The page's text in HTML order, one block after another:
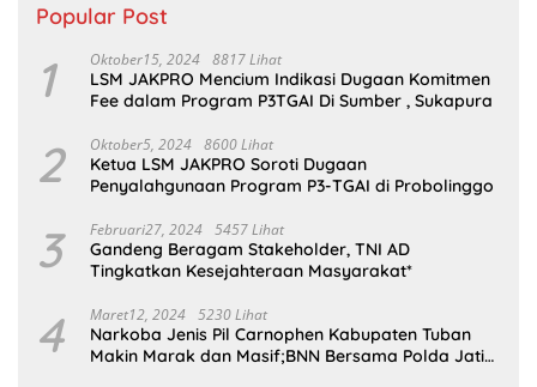
Popular Post
1 Oktober15, 2024 8817 Lihat
LSM JAKPRO Mencium Indikasi Dugaan Komitmen
Fee dalam Program P3TGAI Di Sumber , Sukapura
2 Oktober5, 2024 8600 Lihat
Ketua LSM JAKPRO Soroti Dugaan
Penyalahgunaan Program P3-TGAI di Probolinggo
3 Februari27, 2024 5457 Lihat
Gandeng Beragam Stakeholder, TNI AD
Tingkatkan Kesejahteraan Masyarakat*
4 Maret12, 2024 5230 Lihat
Narkoba Jenis Pil Carnophen Kabupaten Tuban
Makin Marak dan Masif;BNN Bersama Polda Jatim